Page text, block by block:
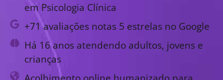
em Psicologia Clínica
+71 avaliações notas 5 estrelas no Google
Há 16 anos atendendo adultos, jovens e
crianças